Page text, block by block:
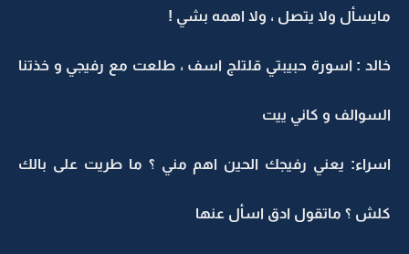
مايسأل ولا يتصل ، ولا اهمه بشي !
خالد : اسورة حبيبتي قلتلج اسف ، طلعت مع رفيجي و خذتنا
السوالف و كاني ييت
اسراء: يعني رفيجك الحين اهم مني ؟ ما طريت على بالك
كلش ؟ ماتقول ادق اسأل عنها